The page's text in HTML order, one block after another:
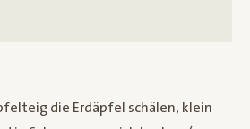
die Erdäpfel schälen, klein